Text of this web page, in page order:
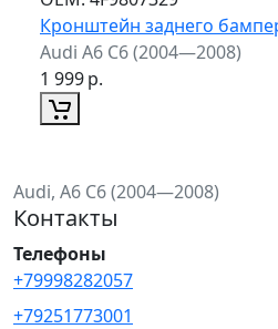
Кронштейн заднего
Audi A6 C6 (2004—2008)
1 999р.
Audi, A6 C6 (2004—2008)
Контакты
Телефоны
+79998282057
+79251773001